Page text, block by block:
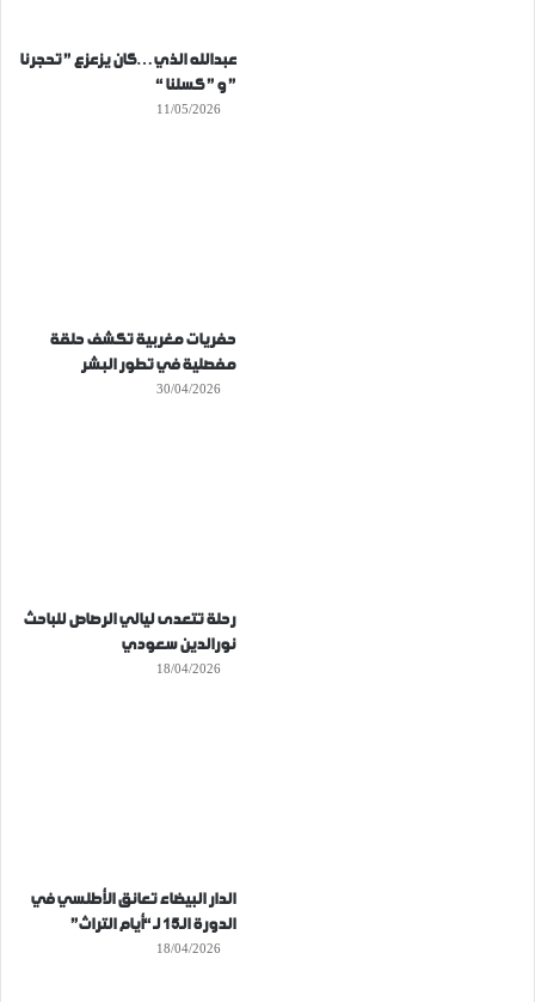
عبدالله الذي…كان يزعزع ” تحجرنا
” و ” كسلنا “
11/05/2026
حفريات مغربية تكشف حلقة
مفصلية في تطور البشر
30/04/2026
رحلة تتعدى ليالي الرصاص للباحث
نورالدين سعودي
18/04/2026
الدار البيضاء تعانق الأطلسي في
الدورة الـ15 لـ “أيام التراث”
18/04/2026